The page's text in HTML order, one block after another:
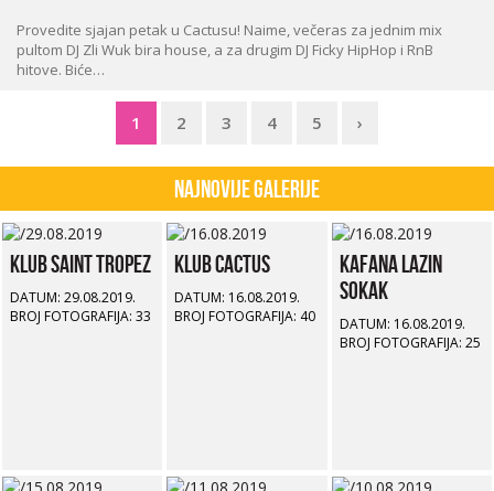
Provedite sjajan petak u Cactusu! Naime, večeras za jednim mix
pultom DJ Zli Wuk bira house, a za drugim DJ Ficky HipHop i RnB
hitove. Biće…
1 2 3 4 5 ›
Najnovije Galerije
Klub Saint Tropez
DATUM: 29.08.2019.
BROJ FOTOGRAFIJA: 33
Klub Cactus
DATUM: 16.08.2019.
BROJ FOTOGRAFIJA: 40
Kafana Lazin
Sokak
DATUM: 16.08.2019.
BROJ FOTOGRAFIJA: 25